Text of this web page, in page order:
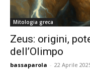
Mitologia greca
Zeus: origini,
dell’Olimpo
bassaparola - 22 Aprile